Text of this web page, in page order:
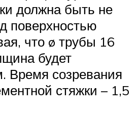
должна быть не
поверхностью
что ø трубы 16
будет
Время созревания
стяжки – 1,5